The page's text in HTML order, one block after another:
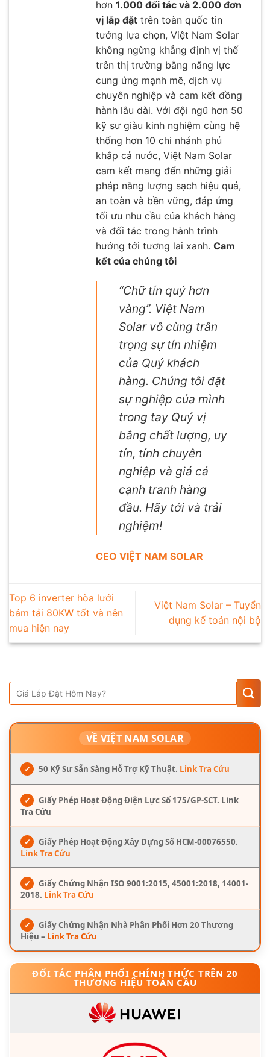
hơn 1.000 đối tác và 2.000 đơn
vị lắp đặt trên toàn quốc tin
tưởng lựa chọn, Việt Nam Solar
không ngừng khẳng định vị thế
trên thị trường bằng năng lực
cung ứng mạnh mẽ, dịch vụ
chuyên nghiệp và cam kết đồng
hành lâu dài. Với đội ngũ hơn 50
kỹ sư giàu kinh nghiệm cùng hệ
thống hơn 10 chi nhánh phủ
khắp cả nước, Việt Nam Solar
cam kết mang đến những giải
pháp năng lượng sạch hiệu quả,
an toàn và bền vững, đáp ứng
tối ưu nhu cầu của khách hàng
và đối tác trong hành trình
hướng tới tương lai xanh. Cam
kết của chúng tôi
“Chữ tín quý hơn
vàng”. Việt Nam
Solar vô cùng trân
trọng sự tín nhiệm
của Quý khách
hàng. Chúng tôi đặt
sự nghiệp của mình
trong tay Quý vị
bằng chất lượng, uy
tín, tính chuyên
nghiệp và giá cả
cạnh tranh hàng
đầu. Hãy tới và trải
nghiệm!
CEO VIỆT NAM SOLAR
Top 6 inverter hòa lưới
bám tải 80KW tốt và nên
mua hiện nay
Việt Nam Solar – Tuyển
dụng kế toán nội bộ
VỀ VIỆT NAM SOLAR
✓ 50 Kỹ Sư Sẵn Sàng Hỗ Trợ Kỹ Thuật. Link Tra Cứu
✓
Giấy Phép Hoạt Động Điện Lực Số 175/GP-SCT. Link
Tra Cứu
✓
Giấy Phép Hoạt Động Xây Dựng Số HCM-00076550.
Link Tra Cứu
✓
Giấy Chứng Nhận ISO 9001:2015, 45001:2018, 14001-
2018. Link Tra Cứu
✓
Giấy Chứng Nhận Nhà Phân Phối Hơn 20 Thương
Hiệu – Link Tra Cứu
ĐỐI TÁC PHÂN PHỐI CHÍNH THỨC TRÊN 20
THƯƠNG HIỆU TOÀN CẦU